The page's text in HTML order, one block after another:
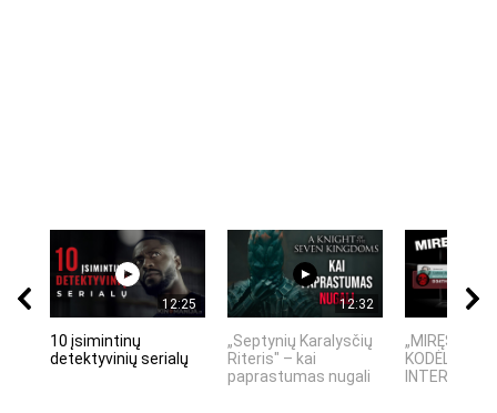
12:25
10 įsimintinų
detektyvinių serialų
12:32
„Septynių Karalysčių
Riteris" – kai
paprastumas nugali
„MIRĘS
KODĖL
INTERNETO